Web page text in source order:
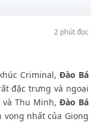
2 phút đọc
Criminal, Đào Bá
đặc trưng và ngoại
và Thu Minh, Đào Bá
nhất của Giọng